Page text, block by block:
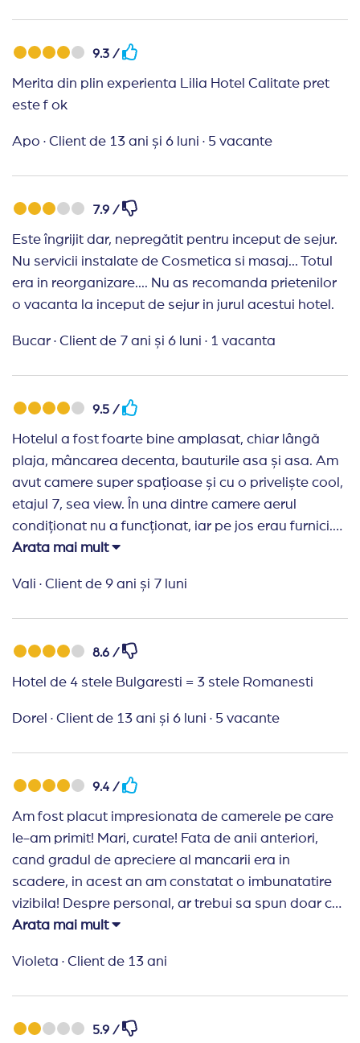
9.3 /
Merita din plin experienta Lilia Hotel Calitate pret
este f ok
Apo · Client de 13 ani și 6 luni · 5 vacante
7.9 /
Este îngrijit dar, nepregătit pentru inceput de sejur.
Nu servicii instalate de Cosmetica si masaj... Totul
era in reorganizare.... Nu as recomanda prietenilor
o vacanta la inceput de sejur in jurul acestui hotel.
Bucar · Client de 7 ani și 6 luni · 1 vacanta
9.5 /
Hotelul a fost foarte bine amplasat, chiar lângă
plaja, mâncarea decenta, bauturile asa și asa. Am
avut camere super spațioase și cu o priveliște cool,
etajul 7, sea view. În una dintre camere aerul
condiționat nu a funcționat, iar pe jos erau furnici.
Cam ciudat pentru 4 stele.
Arata mai mult
Vali · Client de 9 ani și 7 luni
8.6 /
Hotel de 4 stele Bulgaresti = 3 stele Romanesti
Dorel · Client de 13 ani și 6 luni · 5 vacante
9.4 /
Am fost placut impresionata de camerele pe care
le-am primit! Mari, curate! Fata de anii anteriori,
cand gradul de apreciere al mancarii era in
scadere, in acest an am constatat o imbunatatire
vizibila! Despre personal, ar trebui sa spun doar ca
mi-am uitat telefonul in restaurantul hotelului si... l-
Arata mai mult
Violeta · Client de 13 ani
5.9 /